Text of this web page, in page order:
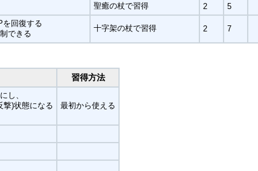
聖癒の杖で習得 2 5
を回復する
できる
十字架の杖で習得 2 7
習得方法
し、
撃)状態になる
最初から使える